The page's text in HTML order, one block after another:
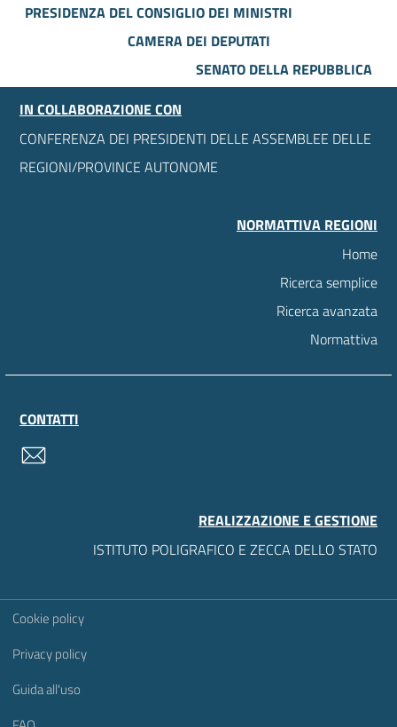
PRESIDENZA DEL CONSIGLIO DEI MINISTRI
CAMERA DEI DEPUTATI
SENATO DELLA REPUBBLICA
IN COLLABORAZIONE CON
CONFERENZA DEI PRESIDENTI DELLE ASSEMBLEE DELLE
REGIONI/PROVINCE AUTONOME
NORMATTIVA REGIONI
Home
Ricerca semplice
Ricerca avanzata
Normattiva
CONTATTI
REALIZZAZIONE E GESTIONE
ISTITUTO POLIGRAFICO E ZECCA DELLO STATO
Sezione Link Utili
Cookie policy
Privacy policy
Guida all'uso